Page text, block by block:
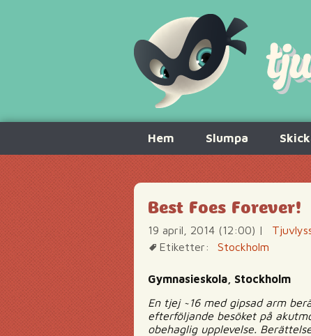
innehåll
Hem Slumpa
Best Foes Forever!
19 april, 2014 (12:00) |
Etiketter:
Stockholm
Gymnasieskola, Stockholm
En tjej ~16 med gipsad arm
efterföljande besöket på
obehaglig upplevelse.